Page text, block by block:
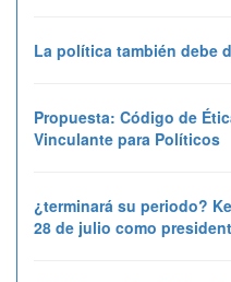
La política también debe
Propuesta: Código de
Vinculante para Políticos
¿terminará su periodo?
28 de julio como